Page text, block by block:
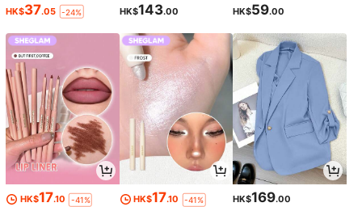
HK$37.05 -24% HK$143.00 HK$59.00
HK$17.10 -41% HK$17.10 -41% HK$169.00